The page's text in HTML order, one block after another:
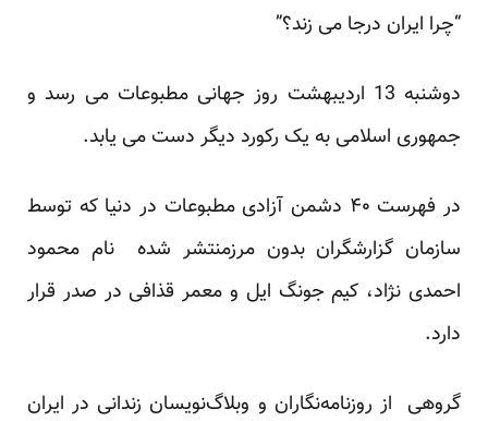
“چرا ایران درجا می زند؟”
دوشنبه 13 اردیبهشت روز جهانی مطبوعات می رسد و
جمهوری اسلامی به یک رکورد دیگر دست می یابد.
در فهرست ۴۰ دشمن آزادی مطبوعات در دنیا که توسط
سازمان گزارشگران بدون مرزمنتشر شده نام محمود
احمدی نژاد، کیم جونگ ایل و معمر قذافی در صدر قرار
دارد.
گروهی از روزنامه‌نگاران و وبلاگ‌نویسان زندانی در ایران